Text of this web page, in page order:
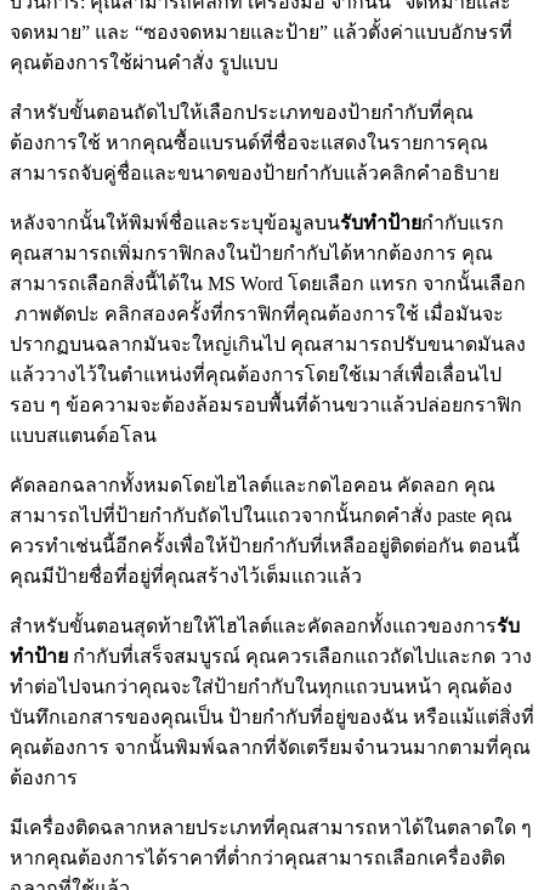
จดหมาย” และ “ซองจดหมายและป้าย” แล้วตั้งค่าแบบอักษรที่
คุณต้องการใช้ผ่านคำสั่ง รูปแบบ
สำหรับขั้นตอนถัดไปให้เลือกประเภทของป้ายกำกับที่คุณ
ต้องการใช้ หากคุณซื้อแบรนด์ที่ชื่อจะแสดงในรายการคุณ
สามารถจับคู่ชื่อและขนาดของป้ายกำกับแล้วคลิกคำอธิบาย
หลังจากนั้นให้พิมพ์ชื่อและระบุข้อมูลบนรับทำป้ายกำกับแรก
คุณสามารถเพิ่มกราฟิกลงในป้ายกำกับได้หากต้องการ คุณ
สามารถเลือกสิ่งนี้ได้ใน MS Word โดยเลือก แทรก จากนั้นเลือก
ภาพตัดปะ คลิกสองครั้งที่กราฟิกที่คุณต้องการใช้ เมื่อมันจะ
ปรากฏบนฉลากมันจะใหญ่เกินไป คุณสามารถปรับขนาดมันลง
แล้ววางไว้ในตำแหน่งที่คุณต้องการโดยใช้เมาส์เพื่อเลื่อนไป
รอบ ๆ ข้อความจะต้องล้อมรอบพื้นที่ด้านขวาแล้วปล่อยกราฟิก
แบบสแตนด์อโลน
คัดลอกฉลากทั้งหมดโดยไฮไลต์และกดไอคอน คัดลอก คุณ
สามารถไปที่ป้ายกำกับถัดไปในแถวจากนั้นกดคำสั่ง paste คุณ
ควรทำเช่นนี้อีกครั้งเพื่อให้ป้ายกำกับที่เหลืออยู่ติดต่อกัน ตอนนี้
คุณมีป้ายชื่อที่อยู่ที่คุณสร้างไว้เต็มแถวแล้ว
สำหรับขั้นตอนสุดท้ายให้ไฮไลต์และคัดลอกทั้งแถวของการรับ
ทำป้าย กำกับที่เสร็จสมบูรณ์ คุณควรเลือกแถวถัดไปและกด วาง
ทำต่อไปจนกว่าคุณจะใส่ป้ายกำกับในทุกแถวบนหน้า คุณต้อง
บันทึกเอกสารของคุณเป็น ป้ายกำกับที่อยู่ของฉัน หรือแม้แต่สิ่งที่
คุณต้องการ จากนั้นพิมพ์ฉลากที่จัดเตรียมจำนวนมากตามที่คุณ
ต้องการ
มีเครื่องติดฉลากหลายประเภทที่คุณสามารถหาได้ในตลาดใด ๆ
หากคุณต้องการได้ราคาที่ต่ำกว่าคุณสามารถเลือกเครื่องติด